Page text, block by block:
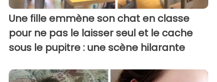
Une fille emmène son chat en classe
pour ne pas le laisser seul et le cache
sous le pupitre : une scène hilarante